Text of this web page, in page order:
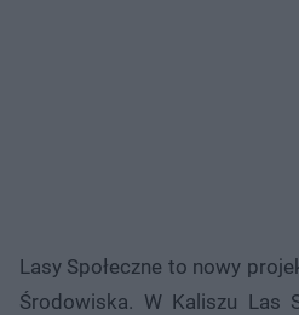
Lasy Społeczne to nowy
Środowiska. W Kaliszu Las